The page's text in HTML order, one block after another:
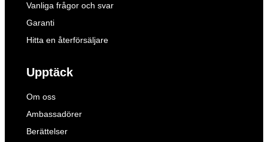
Vanliga frågor och svar
Garanti
Hitta en återförsäljare
Upptäck
Om oss
Ambassadörer
Berättelser